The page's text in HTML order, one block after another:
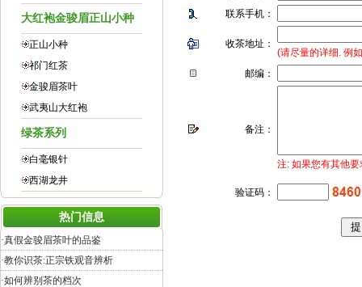
大红袍金骏眉正山小种
正山小种
祁门红茶
金骏眉茶叶
武夷山大红袍
绿茶系列
白毫银针
西湖龙井
热门信息
·真假金骏眉茶叶的品鉴
·教你识茶:正宗铁观音辨析
·如何辨别茶的档次
联系手机：
收茶地址：
(请尽量的详细. 例
邮编：
备注：
注: 如果您有其他
验证码：